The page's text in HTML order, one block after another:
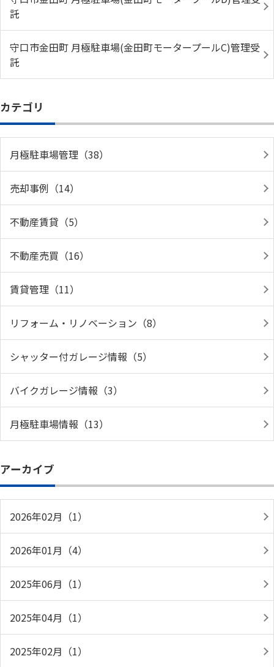
託
守口市金田町 月極駐車場(金田町モータープールC)管理受
託
カテゴリ
月極駐車場管理（38）
売却事例（14）
不動産賃貸（5）
不動産売買（16）
賃貸管理（11）
リフォーム・リノベーション（8）
シャッター付ガレージ情報（5）
バイクガレージ情報（3）
月極駐車場情報（13）
アーカイブ
2026年02月（1）
2026年01月（4）
2025年06月（1）
2025年04月（1）
2025年02月（1）